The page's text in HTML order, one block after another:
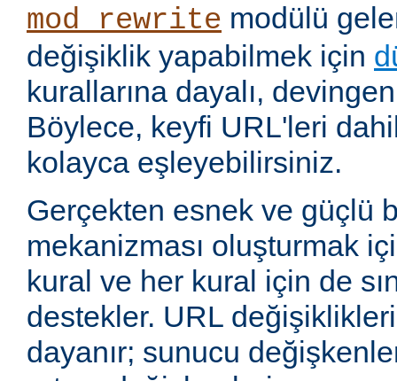
mod_rewrite modülü
değişiklik yapabilmek için
kurallarına dayalı,
Böylece, keyfi URL'leri
kolayca eşleyebilirsiniz.
Gerçekten esnek ve güçlü
mekanizması oluşturmak
kural ve her kural için de
destekler. URL
dayanır; sunucu